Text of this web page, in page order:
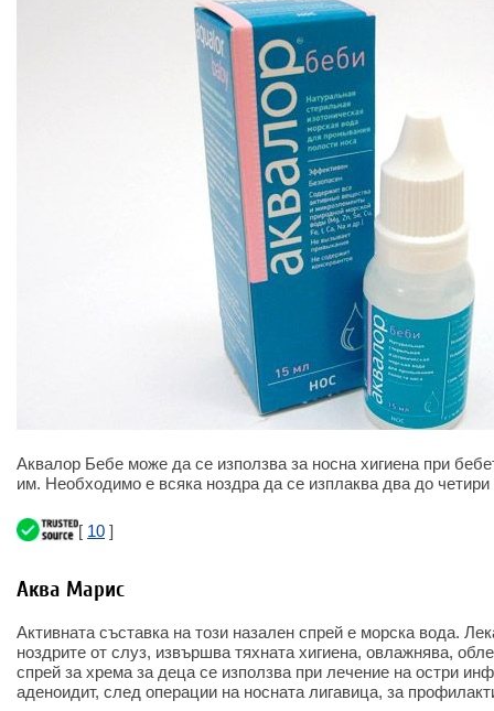
Аквалор Бебе може да се използва за носна хигиена при
им. Необходимо е всяка ноздра да се изплаква два до
[ 10 ]
Аква Марис
Активната съставка на този назален спрей е морска вода.
ноздрите от слуз, извършва тяхната хигиена, овлажнява,
спрей за хрема за деца се използва при лечение на остри
аденоидит, след операции на носната лигавица, за